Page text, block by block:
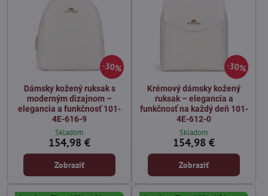
30%
Dámsky kožený ruksak s
moderným dizajnom –
elegancia a funkčnosť 101-
4E-616-9
Skladom
154,98 €
Zobraziť
30%
Krémový dámsky kožený
ruksak – elegancia a
funkčnosť na každý deň 101-
4E-612-0
Skladom
154,98 €
Zobraziť